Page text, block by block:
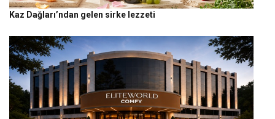
Kaz Dağları’ndan gelen sirke lezzeti